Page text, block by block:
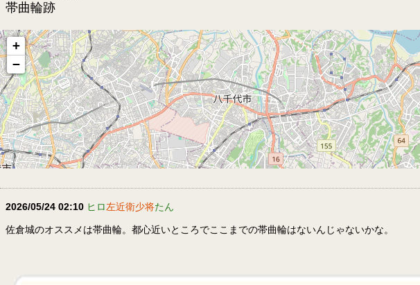
帯曲輪跡
+
−
2026/05/24 02:10 ヒロ左近衛少将たん
佐倉城のオススメは帯曲輪。都心近いところでここまでの帯曲輪はないんじゃないかな。